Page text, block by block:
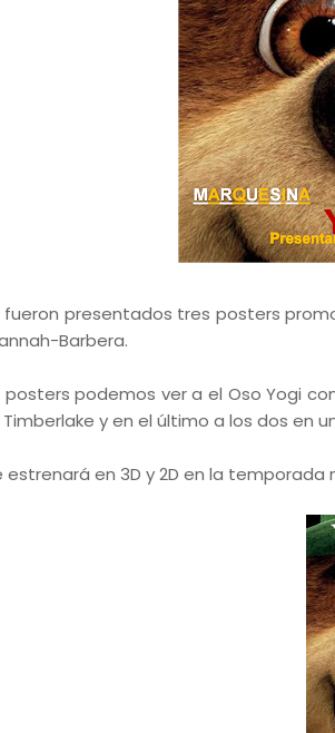
presentados tres posters
Barbera.
posters podemos ver a el Oso Yogi
y en el último a los dos en
estrenará en 3D y 2D en la temporada